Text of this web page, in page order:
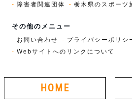
障害者関連団体
栃木県のスポーツ
その他のメニュー
お問い合わせ
プライバシーポリシ
Webサイトへのリンクについて
HOME